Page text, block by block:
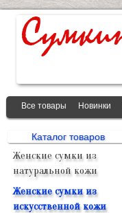
Все товары Новинки
Каталог товаров
Женские сумки из
натуральной кожи
Женские сумки из
искусственной кожи